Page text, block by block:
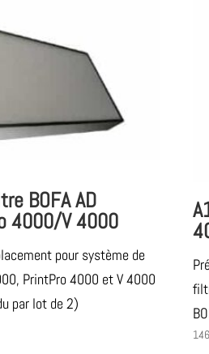
BOFA AD
4000/V 4000
pour système de
PrintPro 4000 et V 4000
par lot de 2)